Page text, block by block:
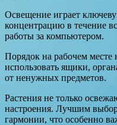
Освещение играет
концентрацию в течение
работы за компьютером.
Порядок на рабочем месте
использовать ящики,
от ненужных предметов.
Растения не только
настроения. Лучшим
гармонии, что особенно